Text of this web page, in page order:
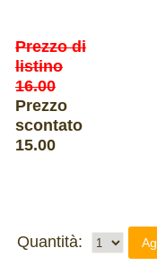
Prezzo di
listino
16.00
Prezzo
scontato
15.00
Quantità: